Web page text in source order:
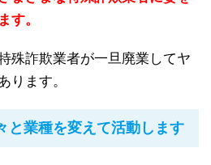
す。
殊詐欺業者が一旦廃業してヤ
ります。
と業種を変えて活動します